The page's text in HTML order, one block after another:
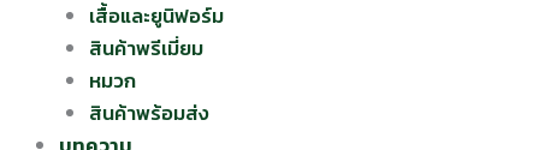
เสื้อและยูนิฟอร์ม
สินค้าพรีเมี่ยม
หมวก
สินค้าพร้อมส่ง